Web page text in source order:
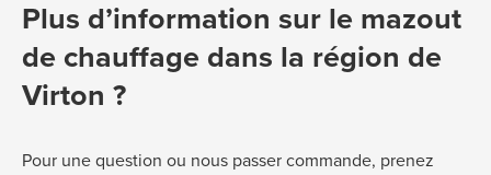
Plus d’information sur le mazout
de chauffage dans la région de
Virton ?
Pour une question ou nous passer commande, prenez